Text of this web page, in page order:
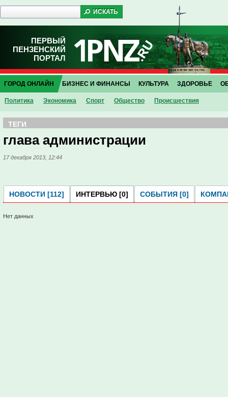
ПЕРВЫЙ
ПЕНЗЕНСКИЙ
ПОРТАЛ
ГОРОД ОНЛАЙН
Политика Экономика Спорт Общество Проиcшествия
БИЗНЕС И ФИНАНСЫ КУЛЬТУРА ЗДОРОВЬЕ
ТЕГИ
глава администрации
17 декабря 2013, 12:44
НОВОСТИ [112] ИНТЕРВЬЮ [0] СОБЫТИЯ [0]
Нет данных